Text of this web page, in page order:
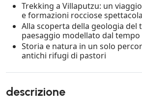
Trekking a Villaputzu: un
e formazioni rocciose
Alla scoperta della geologia del
paesaggio modellato dal tempo
Storia e natura in un solo
antichi rifugi di pastori
descrizione